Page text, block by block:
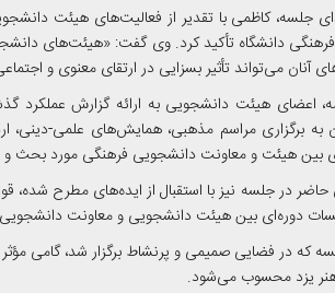
جلسه، کاظمی با تقدیر از فعالیت‌های هیئت
دانشگاه تأکید کرد. وی گفت: «هیئت‌های
آنان می‌تواند تأثیر بسزایی در ارتقای معنوی و
اعضای هیئت دانشجویی به ارائه گزارش عملکرد
به برگزاری مراسم مذهبی، همایش‌های علمی-دینی،
بین هیئت و معاونت دانشجویی فرهنگی مورد بحث و
حاضر در جلسه نیز با استقبال از ایده‌های مطرح شده،
دوره‌ای بین هیئت دانشجویی و معاونت دانشجویی
که در فضایی صمیمی و پرنشاط برگزار شد، گامی
یزد محسوب می‌شود.